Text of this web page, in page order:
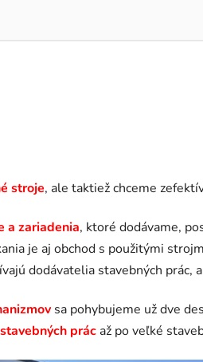
stroje, ale taktiež chceme
a zariadenia, ktoré dodávame,
je aj obchod s použitými
dodávatelia stavebných prác,
sa pohybujeme už dve
stavebných prác až po veľké